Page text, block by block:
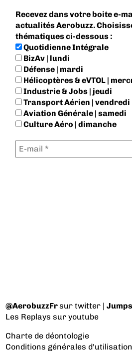
Recevez dans votre boite e-
actualités Aerobuzz.
thématiques ci-dessous :
Quotidienne Intégrale
BizAv | lundi
Défense | mardi
Hélicoptères & eVTOL |
Industrie & Jobs | jeudi
Transport Aérien | vendredi
Aviation Générale | samedi
Culture Aéro | dimanche
@AerobuzzFrsur twitter |
Les Replays sur youtube
Charte de déontologie
Conditions générales d'utilisation